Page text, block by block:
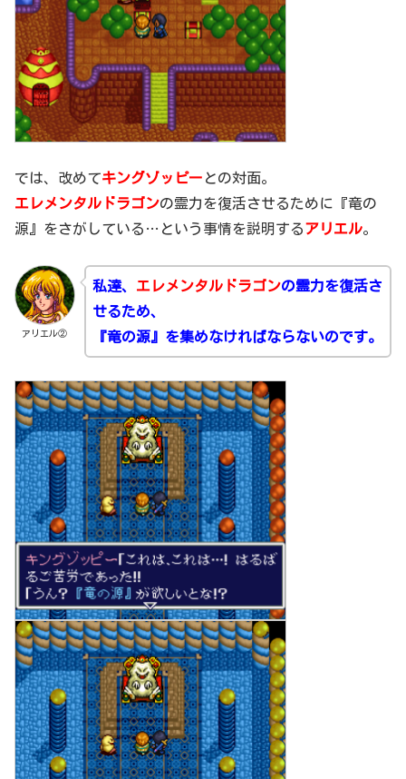
では、改めてキングゾッピー との対面。
エレメンタルドラゴンの霊力を復活させるために『竜の
源』をさがしている…という事情を説明するアリエル。
アリエル②
私達、 エレメンタルドラゴンの霊力を復活さ
せるため、
『竜の源』を集めなければならないのです。